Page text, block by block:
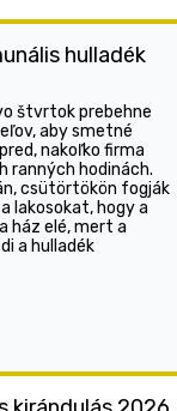
hulladék
štvrtok prebehne
aby smetné
nakoľko firma
ranných hodinách.
csütörtökön fogják
lakosokat, hogy a
ház elé, mert a
a hulladék